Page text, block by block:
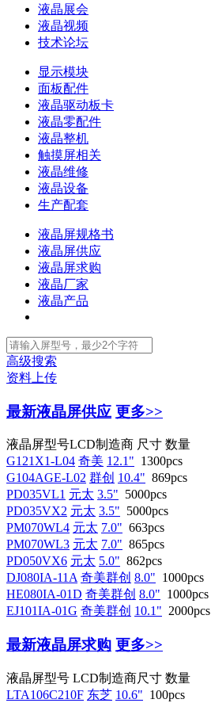
液晶展会
液晶视频
技术论坛
显示模块
面板配件
液晶驱动板卡
液晶零配件
液晶整机
触摸屏相关
液晶维修
液晶设备
生产配套
液晶屏规格书
液晶屏供应
液晶屏求购
液晶厂家
液晶产品
高级搜索
资料上传
最新液晶屏供应 更多>>
液晶屏型号LCD制造商 尺寸 数量
G121X1-L04 奇美 12.1" 1300pcs
G104AGE-L02 群创 10.4" 869pcs
PD035VL1 元太 3.5" 5000pcs
PD035VX2 元太 3.5" 5000pcs
PM070WL4 元太 7.0" 663pcs
PM070WL3 元太 7.0" 865pcs
PD050VX6 元太 5.0" 862pcs
DJ080IA-11A 奇美群创 8.0" 1000pcs
HE080IA-01D 奇美群创 8.0" 1000pcs
EJ101IA-01G 奇美群创 10.1" 2000pcs
最新液晶屏求购 更多>>
液晶屏型号 LCD制造商尺寸 数量
LTA106C210F 东芝 10.6" 100pcs